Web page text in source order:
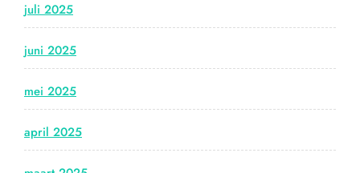
juli 2025
juni 2025
mei 2025
april 2025